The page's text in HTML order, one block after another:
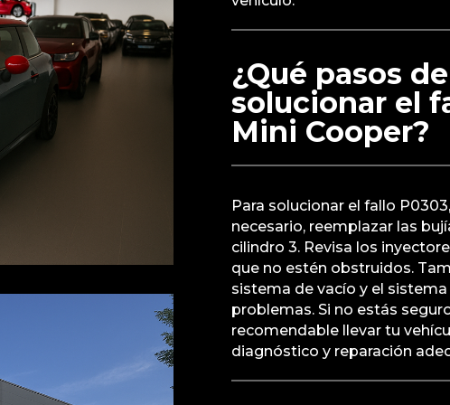
¿Qué pasos
solucionar el
Mini Cooper?
Para solucionar el fallo
necesario, reemplazar las
cilindro 3. Revisa los
que no estén obstruidos.
sistema de vacío y el
problemas. Si no estás
recomendable llevar tu
diagnóstico y reparación